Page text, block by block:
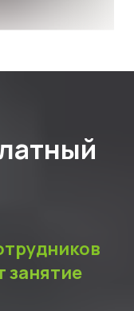
занятие